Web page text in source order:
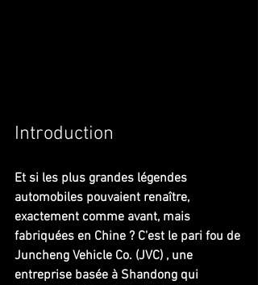
Introduction
Et si les plus grandes légendes
automobiles pouvaient renaître,
exactement comme avant, mais
fabriquées en Chine ? C'est le pari fou de
Juncheng Vehicle Co. (JVC) , une
entreprise basée à Shandong qui